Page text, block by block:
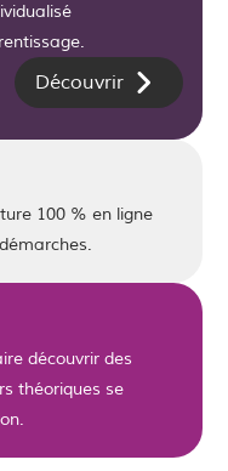
Découvrir
100 % en ligne
découvrir des
théoriques se